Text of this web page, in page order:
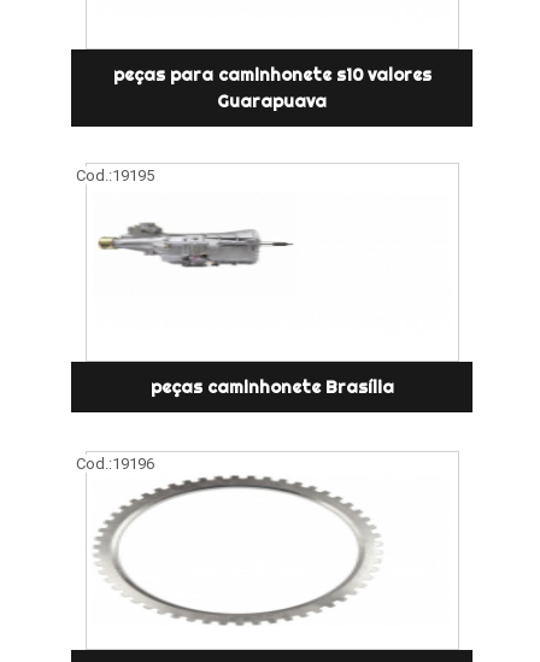
peças para caminhonete s10 valores
Guarapuava
Cod.:19195
peças caminhonete Brasília
Cod.:19196